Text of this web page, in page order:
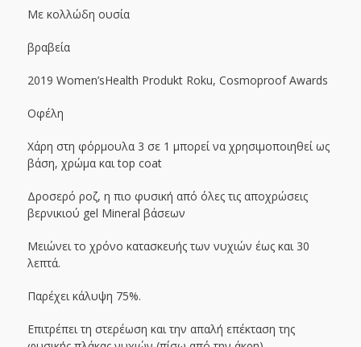
Με κολλώδη ουσία
βραβεία
2019 Women’sHealth Produkt Roku, Cosmoproof Awards
Οφέλη
Χάρη στη φόρμουλα 3 σε 1 μπορεί να χρησιμοποιηθεί ως
βάση, χρώμα και top coat
Δροσερό ροζ, η πιο φυσική από όλες τις αποχρώσεις
βερνικιού gel Mineral βάσεων
Μειώνει το χρόνο κατασκευής των νυχιών έως και 30
λεπτά.
Παρέχει κάλυψη 75%.
Επιτρέπει τη στερέωση και την απαλή επέκταση της